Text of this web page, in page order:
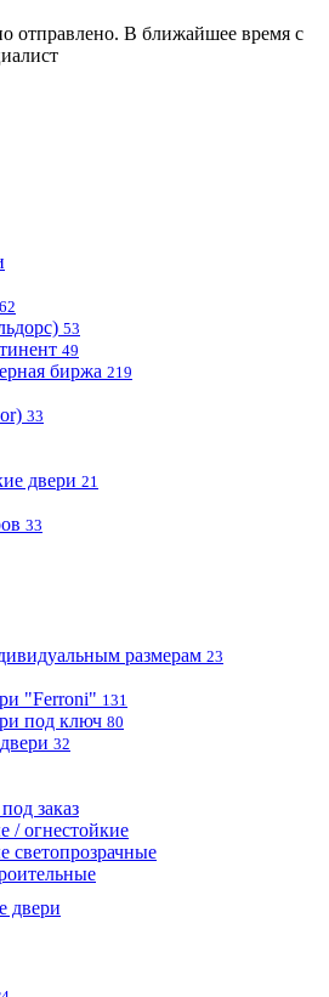
отправлено. В ближайшее время с
53
49
биржа 219
33
двери 21
33
размерам 23
"Ferroni" 131
под ключ 80
32
заказ
/ огнестойкие
светопрозрачные
двери